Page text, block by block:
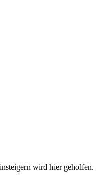
wird hier geholfen.